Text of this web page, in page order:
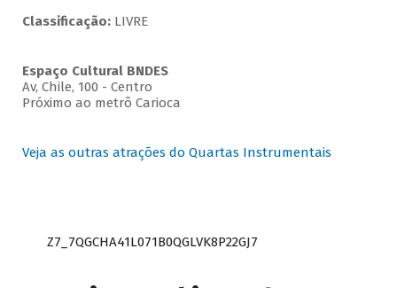
Classificação:LIVRE
Espaço Cultural BNDES
Av, Chile, 100 - Centro
Próximo ao metrô Carioca
Veja as outras atrações do Quartas Instrumentais
Z7_7QGCHA41L071B0QGLVK8P22GJ7